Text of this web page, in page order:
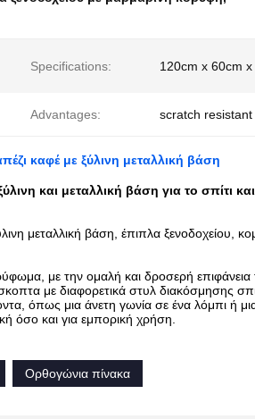
Specifications: 120cm x 60cm x
Advantages: scratch
καφέ με ξύλινη μεταλλική βάση
και μεταλλική βάση για το σπίτι
μεταλλική βάση, έπιπλα ξενοδοχείου,
με την ομαλή και δροσερή επιφάνεια
με διαφορετικά στυλ διακόσμησης
όπως μια άνετη γωνία σε ένα λόμπι ή μια
όσο και για εμπορική χρήση.
Ορθογώνια πίνακα